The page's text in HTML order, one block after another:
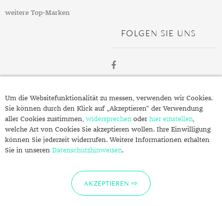
weitere Top-Marken
FOLGEN SIE UNS
SCHMUCK.DE
Fragen zu Ihrer Bestellung?
Kontakt
Um die Websitefunktionalität zu messen, verwenden wir Cookies.
Sie können durch den Klick auf „Akzeptieren“ der Verwendung
aller Cookies zustimmen, widersprechenoder hier einstellen,
welche Art von Cookies Sie akzeptieren wollen. Ihre Einwilligung
können Sie jederzeit widerrufen. Weitere Informationen erhalten
Sie in unseren Datenschutzhinweisen.
AKZEPTIEREN